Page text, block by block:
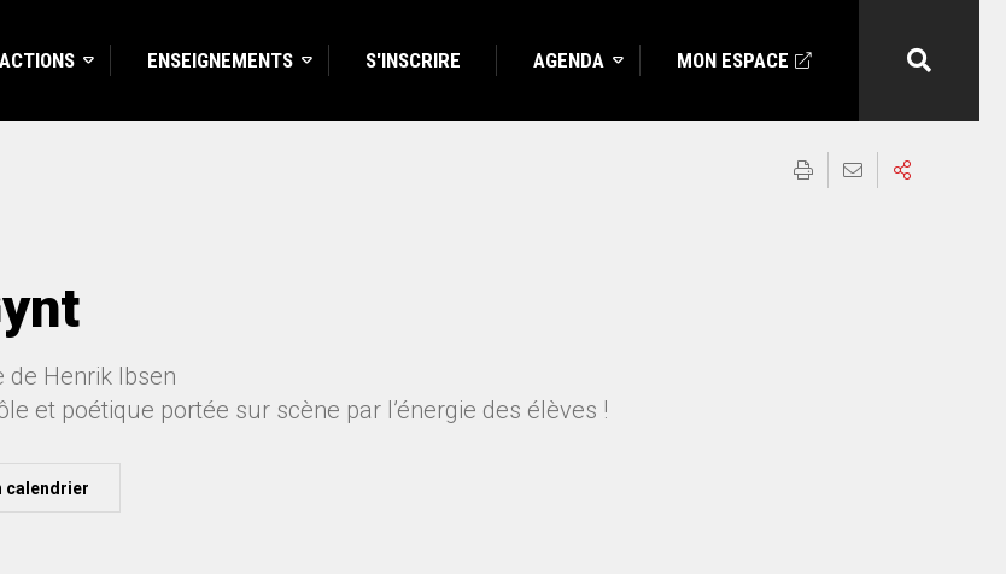
ACTIONS ENSEIGNEMENTS S'INSCRIRE AGENDA MON ESPACE
Henrik Ibsen
et poétique portée sur scène par l’énergie des élèves !
calendrier